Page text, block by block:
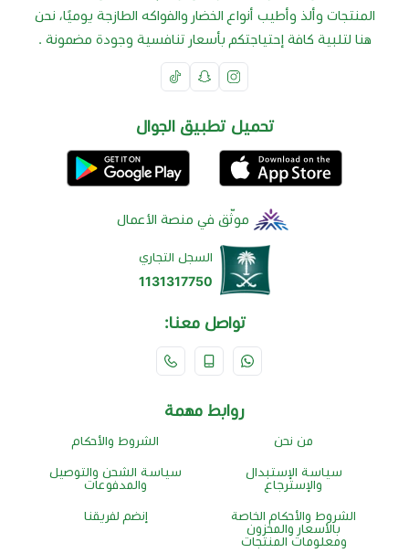
المنتجات وألذ وأطيب أنواع الخضار والفواكه الطازجة يوميًا، نحن
هنا لتلبية كافة إحتياجتكم بأسعار تنافسية وجودة مضمونة .
تحميل تطبيق الجوال
موثّق في منصة الأعمال
السجل التجاري
1131317750
تواصل معنا:
روابط مهمة
من نحن الشروط والأحكام
سياسة الإستبدال
والإسترجاع
سياسة الشحن والتوصيل
والمدفوعات
الشروط والأحكام الخاصة
بالأسعار والمخزون
ومعلومات المنتجات
إنضم لفريقنا